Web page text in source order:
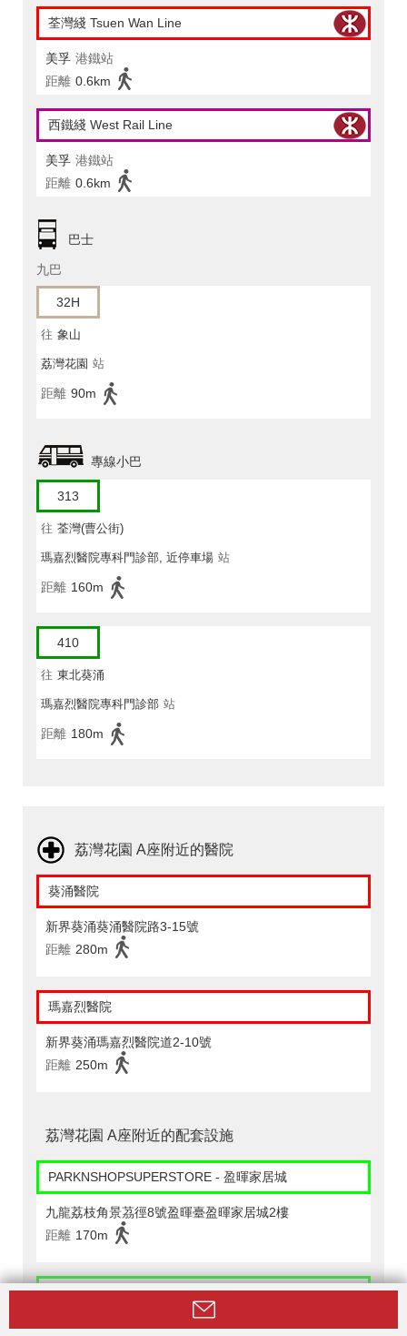
荃灣綫 Tsuen Wan Line
美孚 港鐵站
距離 0.6km
西鐵綫 West Rail Line
美孚 港鐵站
距離 0.6km
巴士
九巴
32H
往 象山
荔灣花園 站
距離 90m
專線小巴
313
往 荃灣(曹公街)
瑪嘉烈醫院專科門診部, 近停車場 站
距離 160m
410
往 東北葵涌
瑪嘉烈醫院專科門診部 站
距離 180m
荔灣花園 A座附近的醫院
葵涌醫院
新界葵涌葵涌醫院路3-15號
距離 280m
瑪嘉烈醫院
新界葵涌瑪嘉烈醫院道2-10號
距離 250m
荔灣花園 A座附近的配套設施
PARKNSHOPSUPERSTORE - 盈暉家居城
九龍荔枝角景茘徑8號盈暉臺盈暉家居城2樓
距離 170m
華潤萬家 - 清麗苑 (#031)
九龍清麗苑購物商場低層g1-g5號舖